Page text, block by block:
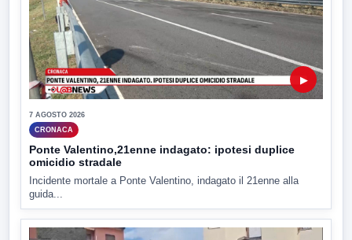
▶
7 AGOSTO 2026
CRONACA
Ponte Valentino,21enne indagato: ipotesi duplice
omicidio stradale
Incidente mortale a Ponte Valentino, indagato il 21enne alla
guida...